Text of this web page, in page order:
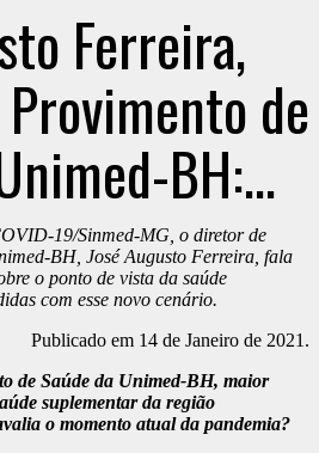
Ferreira,
de
BH:
à saúde
será a
19/Sinmed-MG, o diretor de
BH, José Augusto Ferreira, fala
o ponto de vista da saúde
com esse novo cenário.
Publicado em 14 de Janeiro de 2021.
de Saúde da Unimed-BH, maior
suplementar da região
o momento atual da pandemia?